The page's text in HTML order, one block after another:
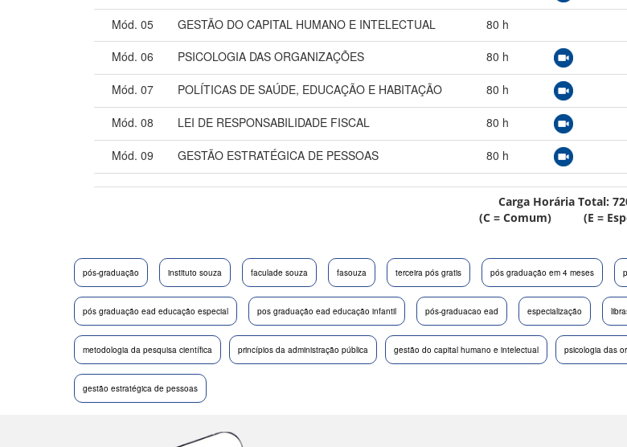
Mód. 05 GESTÃO DO CAPITAL HUMANO E INTELECTUAL 80 h
Mód. 06
PSICOLOGIA DAS ORGANIZAÇÕES 80 h
Mód. 07 POLÍTICAS DE SAÚDE, EDUCAÇÃO E HABITAÇÃO 80 h
Mód. 08 LEI DE RESPONSABILIDADE FISCAL 80 h
Mód. 09 GESTÃO ESTRATÉGICA DE PESSOAS 80 h
Carga Horária Total:
(C = Comum) (E =
pós-graduação instituto souza faculade souza fasouza terceira pós gratis pós graduação em 4 meses
pós graduação ead educação especial pos graduação ead educação infantil pós-graduacao ead especialização
metodologia da pesquisa científica princípios da administração pública gestão do capital humano e intelectual psicologia das
gestão estratégica de pessoas